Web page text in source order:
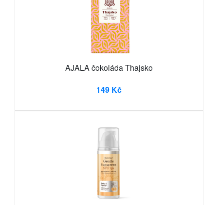
AJALA čokoláda Thajsko
149 Kč